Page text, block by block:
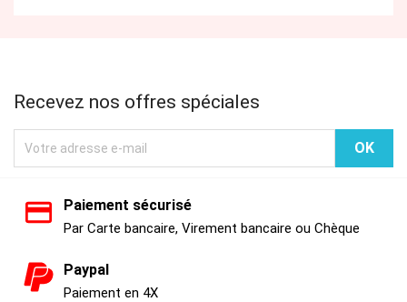
Recevez nos offres spéciales
Paiement sécurisé
Par Carte bancaire, Virement bancaire ou Chèque
Paypal
Paiement en 4X